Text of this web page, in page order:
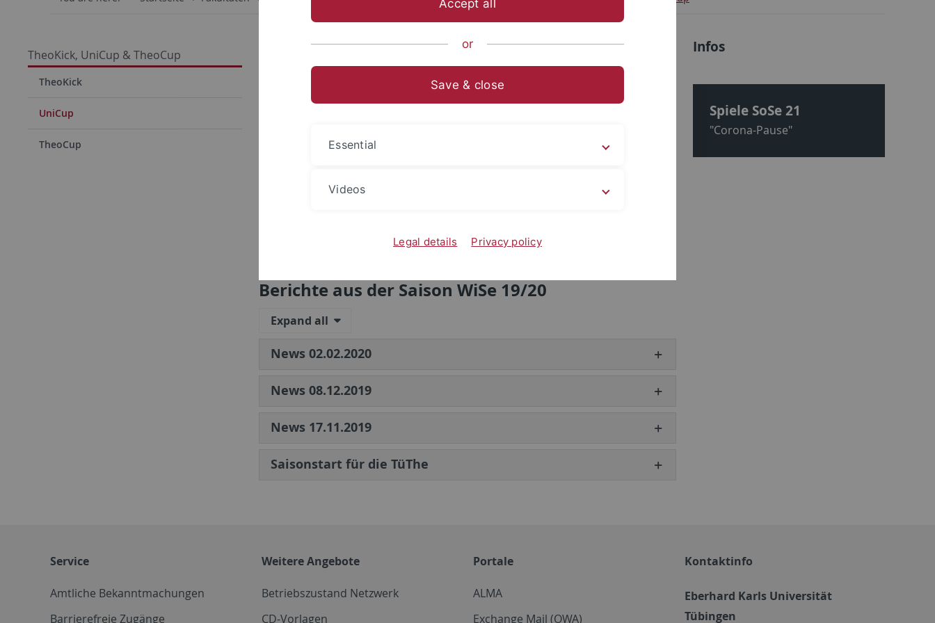
TheoKick, UniCup & TheoCup
TheoKick
UniCup
TheoCup
Was ist der UniCup?
Seit vielen Semestern zeigt sich die TüThe im UniCup als starker und
TüThe im Newsletter der Universität Tübingen
Berichte aus der Saison WiSe 19/20
Expand all
News 02.02.2020
News 08.12.2019
News 17.11.2019
Saisonstart für die TüThe
Infos
Spiele SoSe 21
"Corona-Pause"
Service
Amtliche Bekanntmachungen
Barrierefreie Zugänge
Weitere Angebote
Betriebszustand Netzwerk
CD-Vorlagen
Portale
ALMA
Exchange Mail (OWA)
Kontaktinfo
Eberhard Karls Universität
Tübingen
Accept all
or
Save & close
Essential
Videos
Legal details Privacy policy